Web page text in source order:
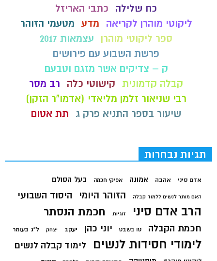
כח שלילה
כתבי האריזל
ליקוטי מוהרן לקריאה
מדע מטעמי הזוהר
ספר ליקוטי מוהרן
עצמאות 2017
פרשת השבוע עם פירושים
ק – צדיקים אשר מזגם וטבעם
קבלה קדמונית קישוטי כלה
רב מסר
רבי שניאור זלמן מליאדי (אדמו"ר הזקן)
שיעור בספר התניא פרק ג
תת אטום
תגיות נבחרות
אדם סיני אהבה אמונה אפיקי חכמה בעל הסולם
האם מותר לנשים ללמוד קבלה הזוהר היומי היסוד השבועי
הרב אדם סיני זוגיות חכמת הנסתר
חכמת הקבלה טו בשבט יוני כהן יעקב יצחק ל"ג בעומר
לימודי חסידות לנשים לימוד קבלה לנשים